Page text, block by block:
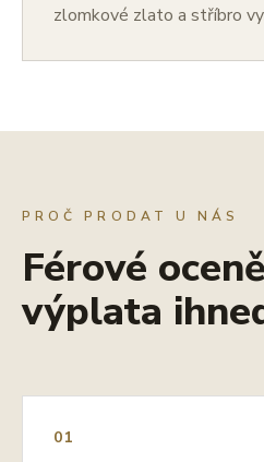
zlomkové zlato a stříbro
PROČ PRODAT U NÁS
Férové
výplata
01